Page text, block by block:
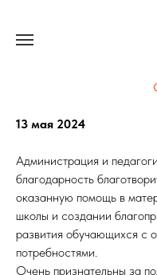
13 мая 2024
Администрация и
благодарность
оказанную помощь в
школы и создании
развития обучающихся с
потребностями.
Очень признательны за